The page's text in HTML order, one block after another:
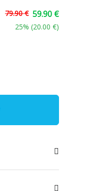
79.90 € 59.90 €
25% (20.00 €)